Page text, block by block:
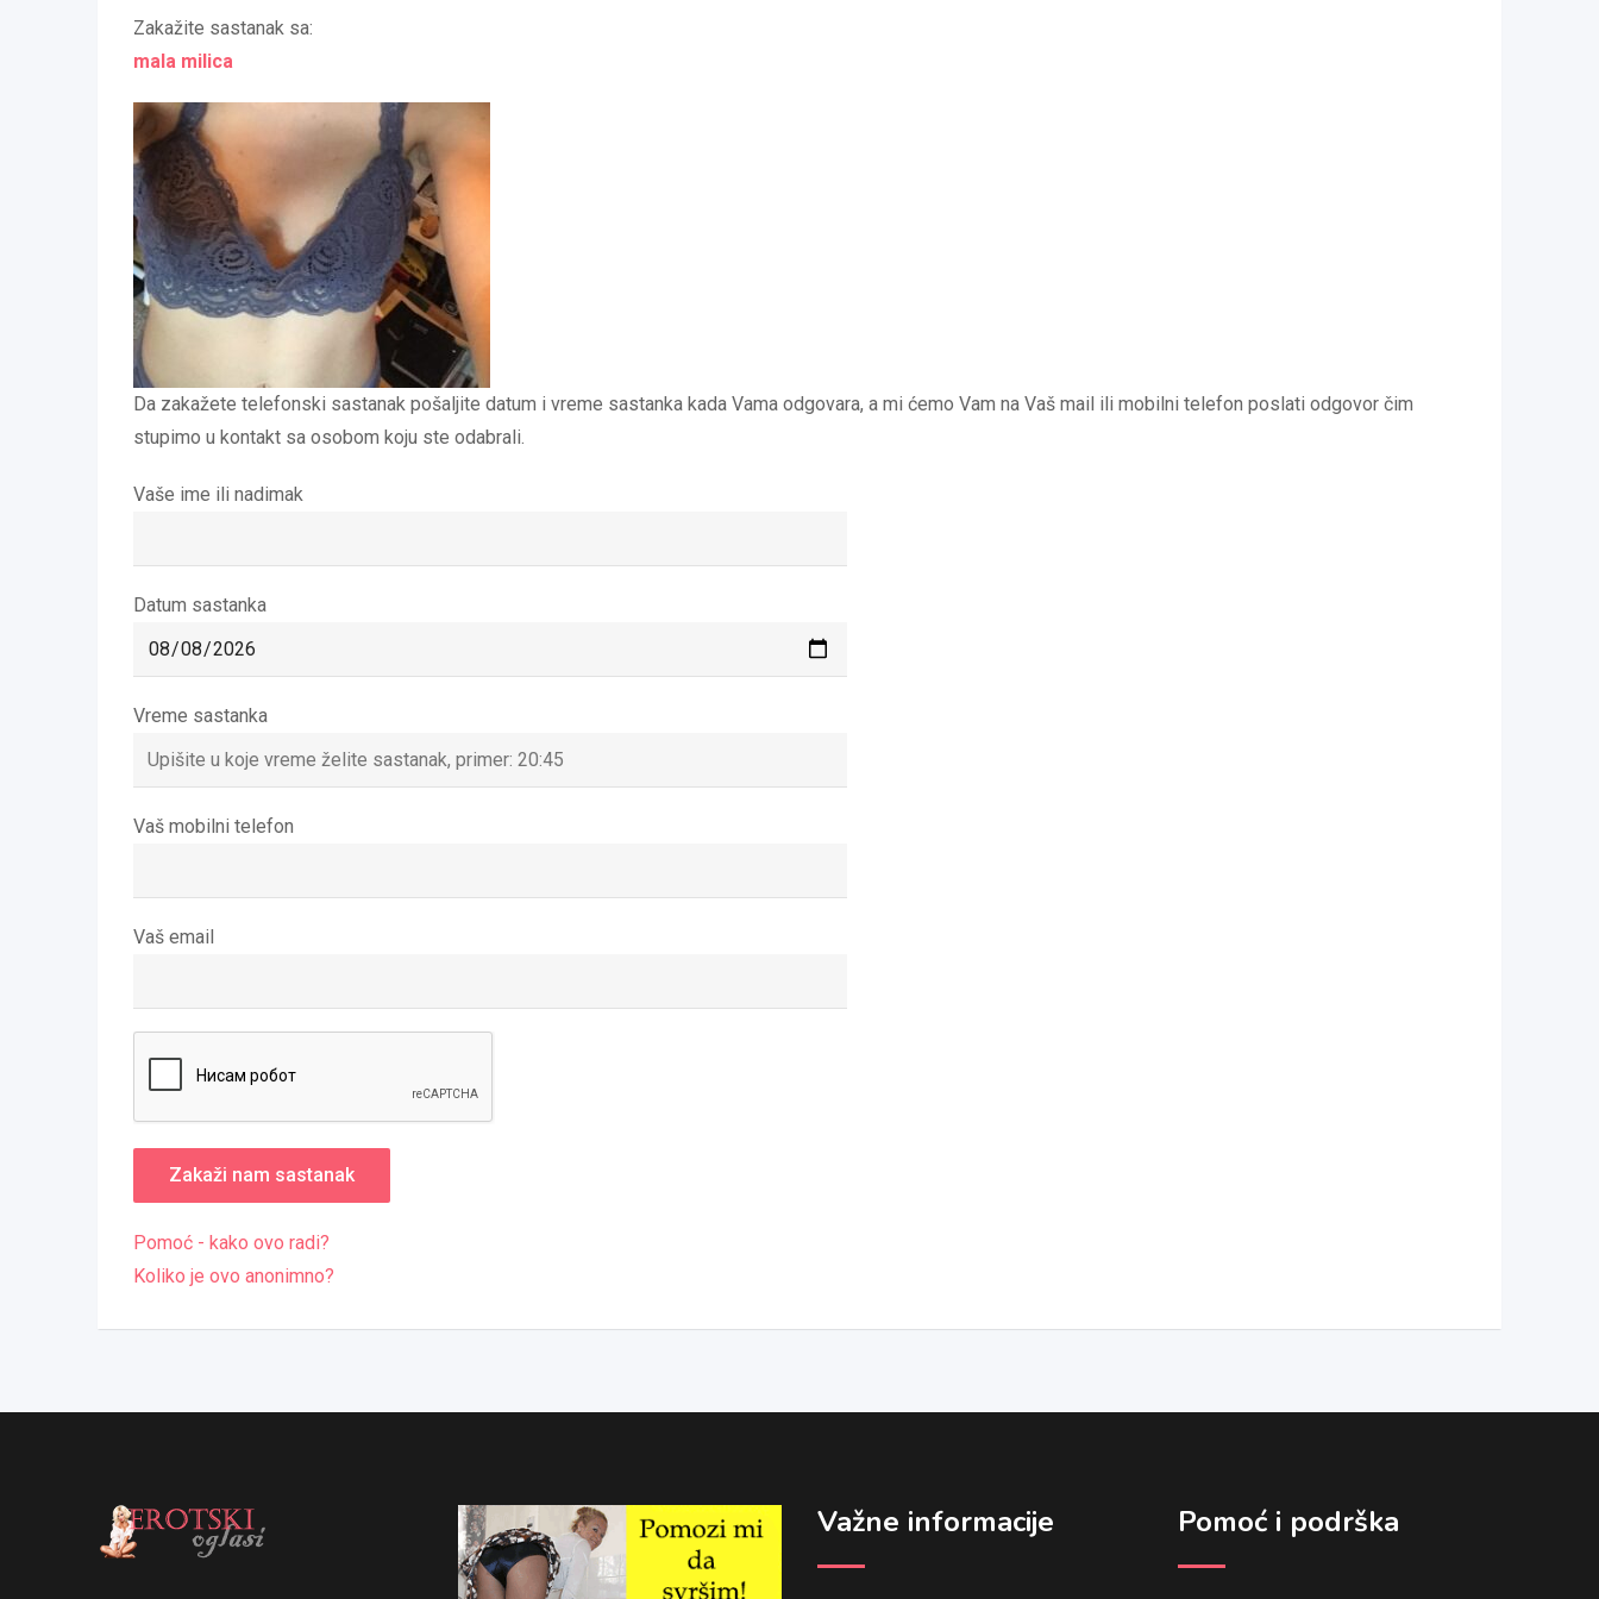
Zakažite sastanak sa:
mala milica
Da zakažete telefonski sastanak pošaljite datum i vreme sastanka kada Vama odgovara, a mi ćemo Vam na Vaš mail ili mobilni telefon poslati odgovor čim
stupimo u kontakt sa osobom koju ste odabrali.
Vaše ime ili nadimak
Datum sastanka
Vreme sastanka
Vaš mobilni telefon
Vaš email
Pomoć - kako ovo radi?
Koliko je ovo anonimno?
Važne informacije Pomoć i podrška